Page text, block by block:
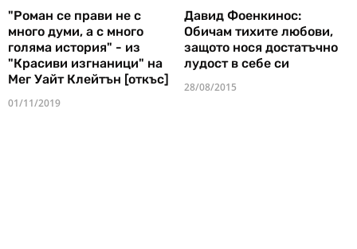
"Роман се прави не с
много думи, а с много
голяма история" - из
"Красиви изгнаници" на
Мег Уайт Клейтън [откъс]
01/11/2019
Давид Фоенкинос:
Обичам тихите любови,
защото нося достатъчно
лудост в себе си
28/08/2015